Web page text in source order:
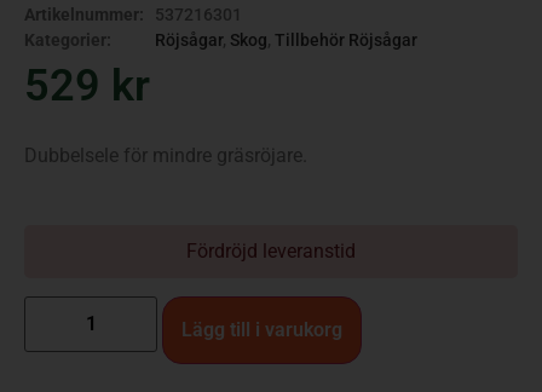
Artikelnummer:
537216301
Kategorier:
Röjsågar, Skog, Tillbehör Röjsågar
529 kr
Dubbelsele för mindre gräsröjare.
Fördröjd leveranstid
Lägg till i varukorg